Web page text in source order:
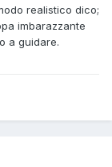
realistico dico;
imbarazzante
a guidare.